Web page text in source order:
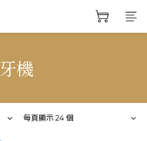
牙機
每頁顯示 24 個